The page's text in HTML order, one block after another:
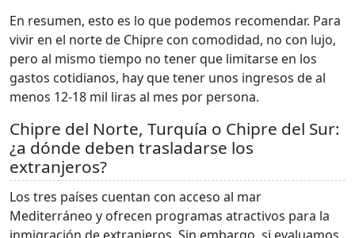
En resumen, esto es lo que podemos recomendar. Para
vivir en el norte de Chipre con comodidad, no con lujo,
pero al mismo tiempo no tener que limitarse en los
gastos cotidianos, hay que tener unos ingresos de al
menos 12-18 mil liras al mes por persona.
Chipre del Norte, Turquía o Chipre del Sur:
¿a dónde deben trasladarse los
extranjeros?
Los tres países cuentan con acceso al mar
Mediterráneo y ofrecen programas atractivos para la